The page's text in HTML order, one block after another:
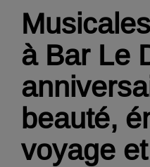
à Bar Le
beauté,
voyage